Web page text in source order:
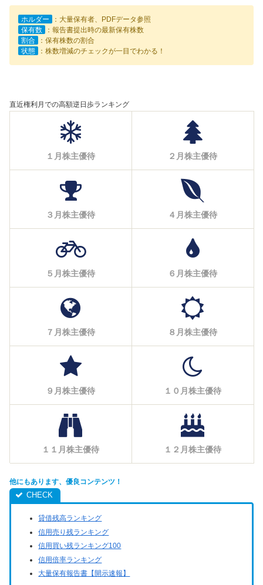
ホルダー
：大量保有者、PDFデータ参照
保有数
：報告書提出時の最新保有株数
割合
：保有株数の割合
状態
：株数増減のチェックが一目でわかる！
直近権利月での高額逆日歩ランキング
１月株主優待 ２月株主優待
３月株主優待 ４月株主優待
５月株主優待 ６月株主優待
７月株主優待 ８月株主優待
９月株主優待 １０月株主優待
１１月株主優待 １２月株主優待
他にもあります、優良コンテンツ！
貸借残高ランキング
信用売り残ランキング
信用買い残ランキング100
信用倍率ランキング
大量保有報告書【開示速報】